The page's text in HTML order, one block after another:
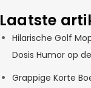
Laatste
Hilarische Golf
Dosis Humor op
Grappige Korte